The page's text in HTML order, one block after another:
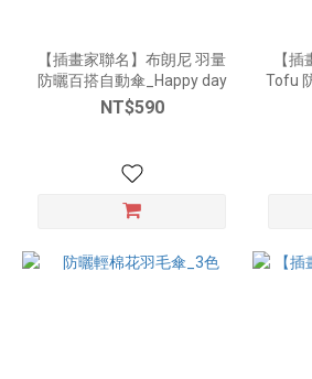
【插畫家聯名】布朗尼 羽量
防曬百搭自動傘_Happy day
NT$590
【
Tofu